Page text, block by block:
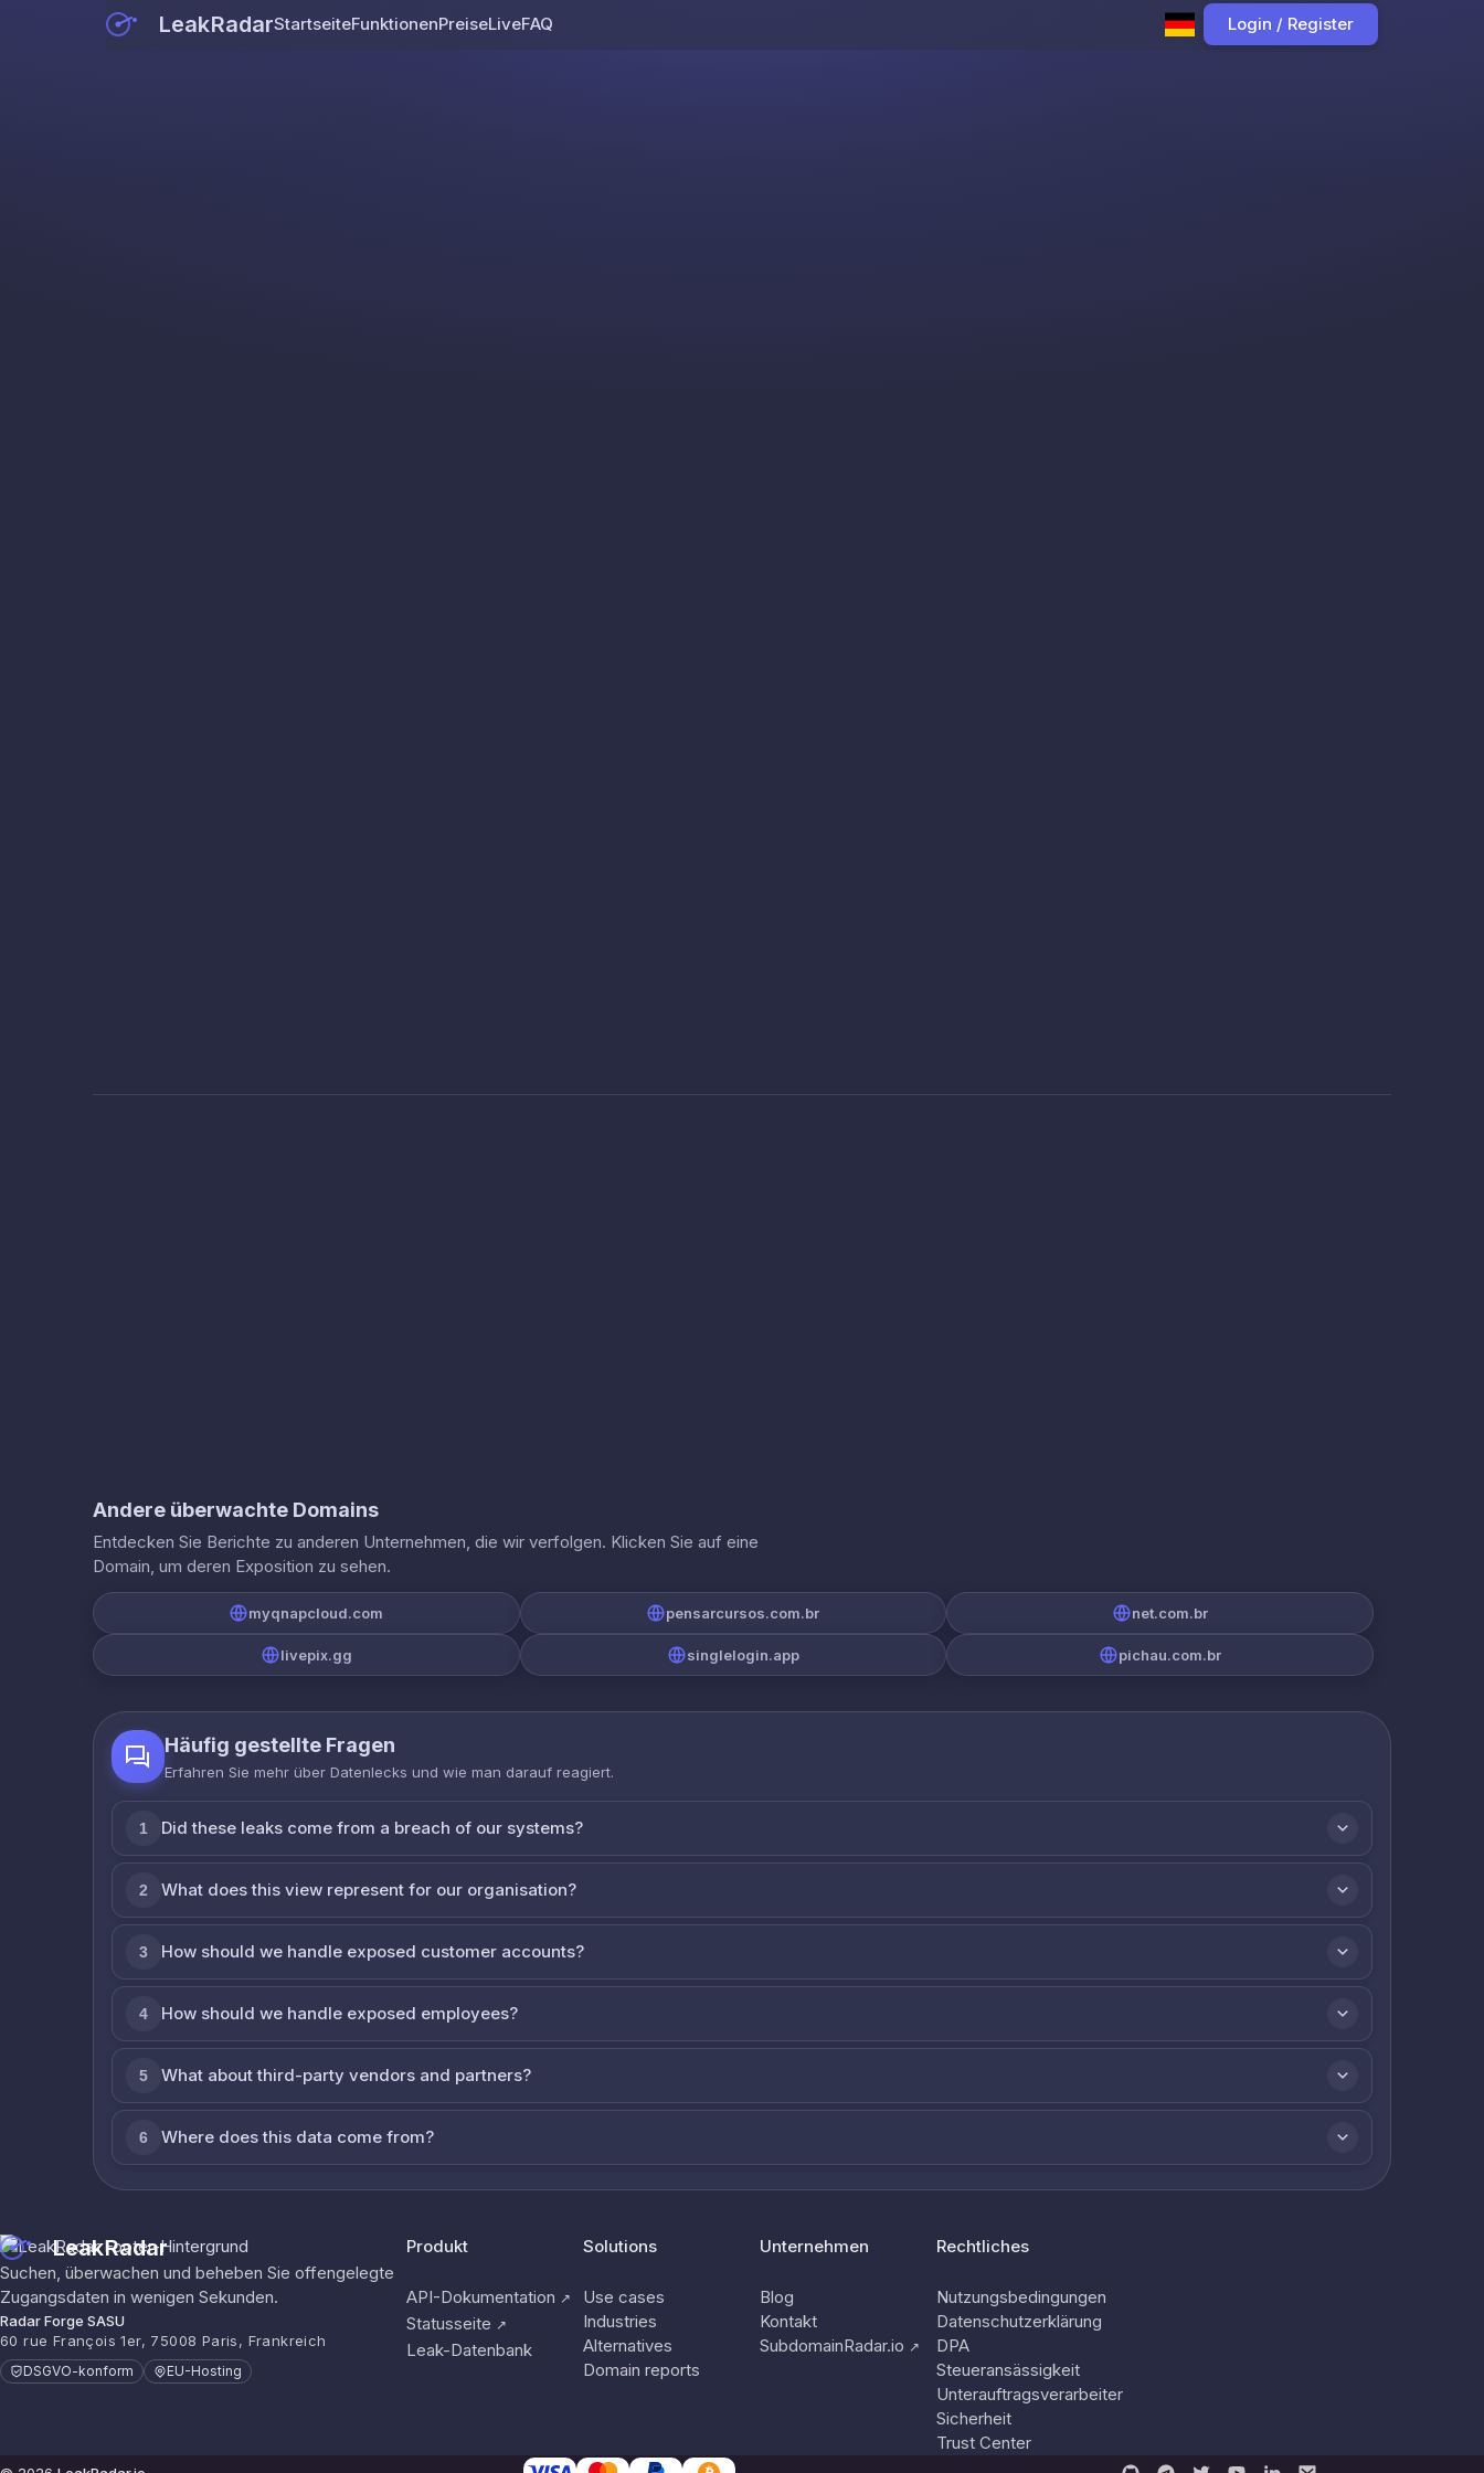
LeakRadarStartseiteFunktionenPreiseLiveFAQ Login / Register
Andere überwachte Domains
Entdecken Sie Berichte zu anderen Unternehmen, die wir verfolgen. Klicken Sie auf eine
Domain, um deren Exposition zu sehen.
myqnapcloud.com pensarcursos.com.br net.com.br
livepix.gg singlelogin.app pichau.com.br
Häufig gestellte Fragen
Erfahren Sie mehr über Datenlecks und wie man darauf reagiert.
1 Did these leaks come from a breach of our systems?
2 What does this view represent for our organisation?
3 How should we handle exposed customer accounts?
4 How should we handle exposed employees?
5 What about third-party vendors and partners?
6 Where does this data come from?
LeakRadar
Suchen, überwachen und beheben Sie offengelegte
Zugangsdaten in wenigen Sekunden.
Radar Forge SASU
60 rue François 1er, 75008 Paris, Frankreich
DSGVO-konform EU-Hosting
Produkt
API-Dokumentation ↗
Statusseite ↗
Leak-Datenbank
Solutions
Use cases
Industries
Alternatives
Domain reports
Unternehmen
Blog
Kontakt
SubdomainRadar.io ↗
Rechtliches
Nutzungsbedingungen
Datenschutzerklärung
DPA
Steueransässigkeit
Unterauftragsverarbeiter
Sicherheit
Trust Center